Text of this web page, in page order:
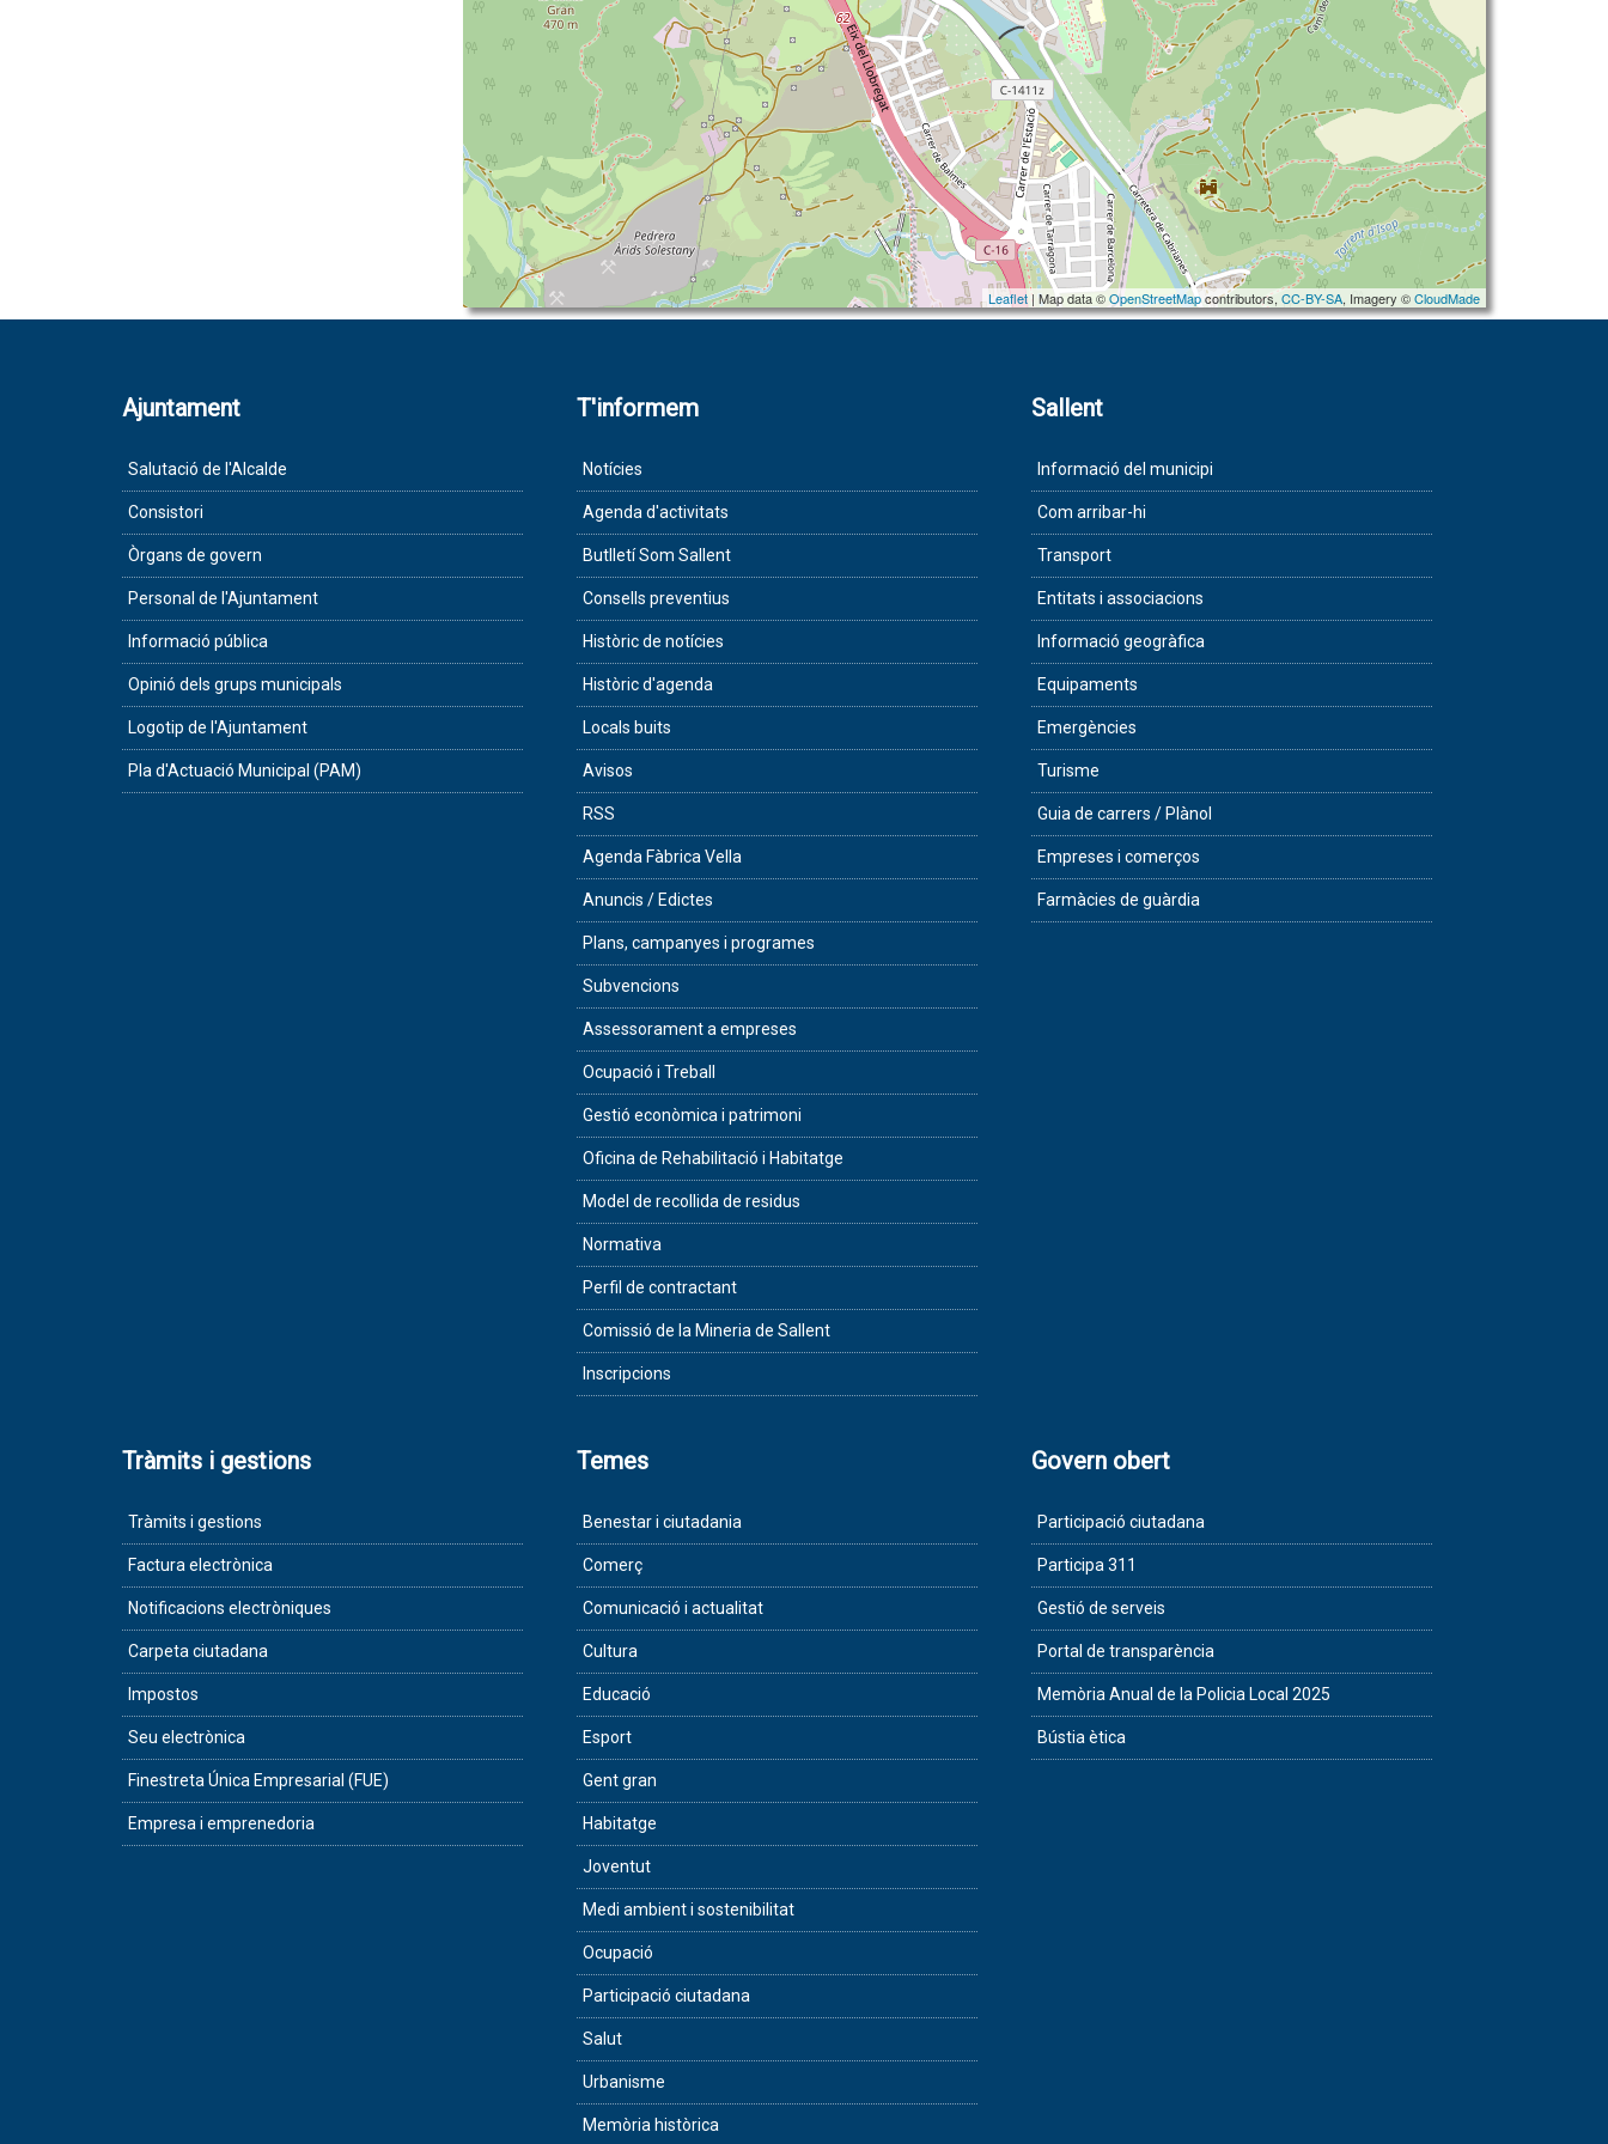
Leaflet | Map data ©OpenStreetMapcontributors,CC-BY-SA, Imagery ©CloudMade
Ajuntament
Salutació de l'Alcalde
Consistori
Òrgans de govern
Personal de l'Ajuntament
Informació pública
Opinió dels grups municipals
Logotip de l'Ajuntament
Pla d'Actuació Municipal (PAM)
T'informem
Notícies
Agenda d'activitats
Butlletí Som Sallent
Consells preventius
Històric de notícies
Històric d'agenda
Locals buits
Avisos
RSS
Agenda Fàbrica Vella
Anuncis / Edictes
Plans, campanyes i programes
Subvencions
Assessorament a empreses
Ocupació i Treball
Gestió econòmica i patrimoni
Oficina de Rehabilitació i Habitatge
Model de recollida de residus
Normativa
Perfil de contractant
Comissió de la Mineria de Sallent
Inscripcions
Sallent
Informació del municipi
Com arribar-hi
Transport
Entitats i associacions
Informació geogràfica
Equipaments
Emergències
Turisme
Guia de carrers / Plànol
Empreses i comerços
Farmàcies de guàrdia
Tràmits i gestions
Tràmits i gestions
Factura electrònica
Notificacions electròniques
Carpeta ciutadana
Impostos
Seu electrònica
Finestreta Única Empresarial (FUE)
Empresa i emprenedoria
Temes
Benestar i ciutadania
Comerç
Comunicació i actualitat
Cultura
Educació
Esport
Gent gran
Habitatge
Joventut
Medi ambient i sostenibilitat
Ocupació
Participació ciutadana
Salut
Urbanisme
Memòria històrica
Govern obert
Participació ciutadana
Participa 311
Gestió de serveis
Portal de transparència
Memòria Anual de la Policia Local 2025
Bústia ètica